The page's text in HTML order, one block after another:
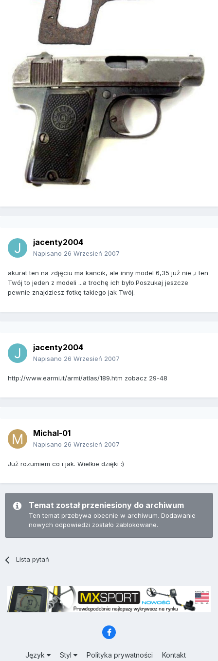
jacenty2004
Napisano 26 Wrzesień 2007
akurat ten na zdjęciu ma kancik, ale inny model 6,35 już nie ,i ten
Twój to jeden z modeli ...a trochę ich było.Poszukaj jeszcze
pewnie znajdziesz fotkę takiego jak Twój.
jacenty2004
Napisano 26 Wrzesień 2007
http://www.earmi.it/armi/atlas/189.htm zobacz 29-48
Michal-01
Napisano 26 Wrzesień 2007
Już rozumiem co i jak. Wielkie dzięki :)
Temat został przeniesiony do archiwum
Ten temat przebywa obecnie w archiwum. Dodawanie
nowych odpowiedzi zostało zablokowane.
Lista pytań
Język Styl Polityka prywatności Kontakt